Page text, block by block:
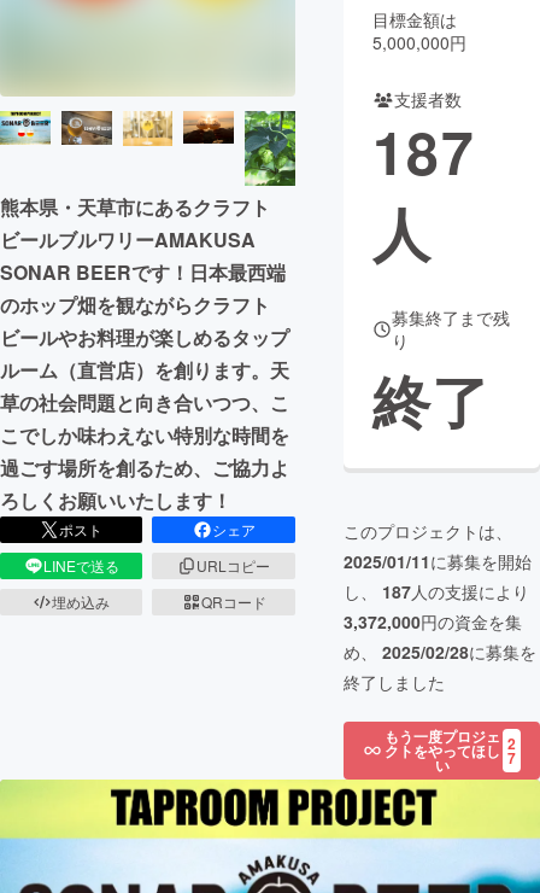
CAMPFIREふるさと納税
コミュニティ
熊本県・天草市にあるクラフト
ビールブルワリーAMAKUSA
SONAR BEERです！日本最西端
のホップ畑を観ながらクラフト
ビールやお料理が楽しめるタップ
ルーム（直営店）を創ります。天
草の社会問題と向き合いつつ、こ
こでしか味わえない特別な時間を
過ごす場所を創るため、ご協力よ
ろしくお願いいたします！
ポスト
シェア
LINEで送る
URLコピー
埋め込み
QRコード
目標金額は
5,000,000円
支援者数
187
人
募集終了まで残
り
終了
このプロジェクトは、
2025/01/11に募集を開始
し、 187人の支援により
3,372,000円の資金を集
め、 2025/02/28に募集を
終了しました
もう一度プロジェ
クトをやってほし
い
2
7